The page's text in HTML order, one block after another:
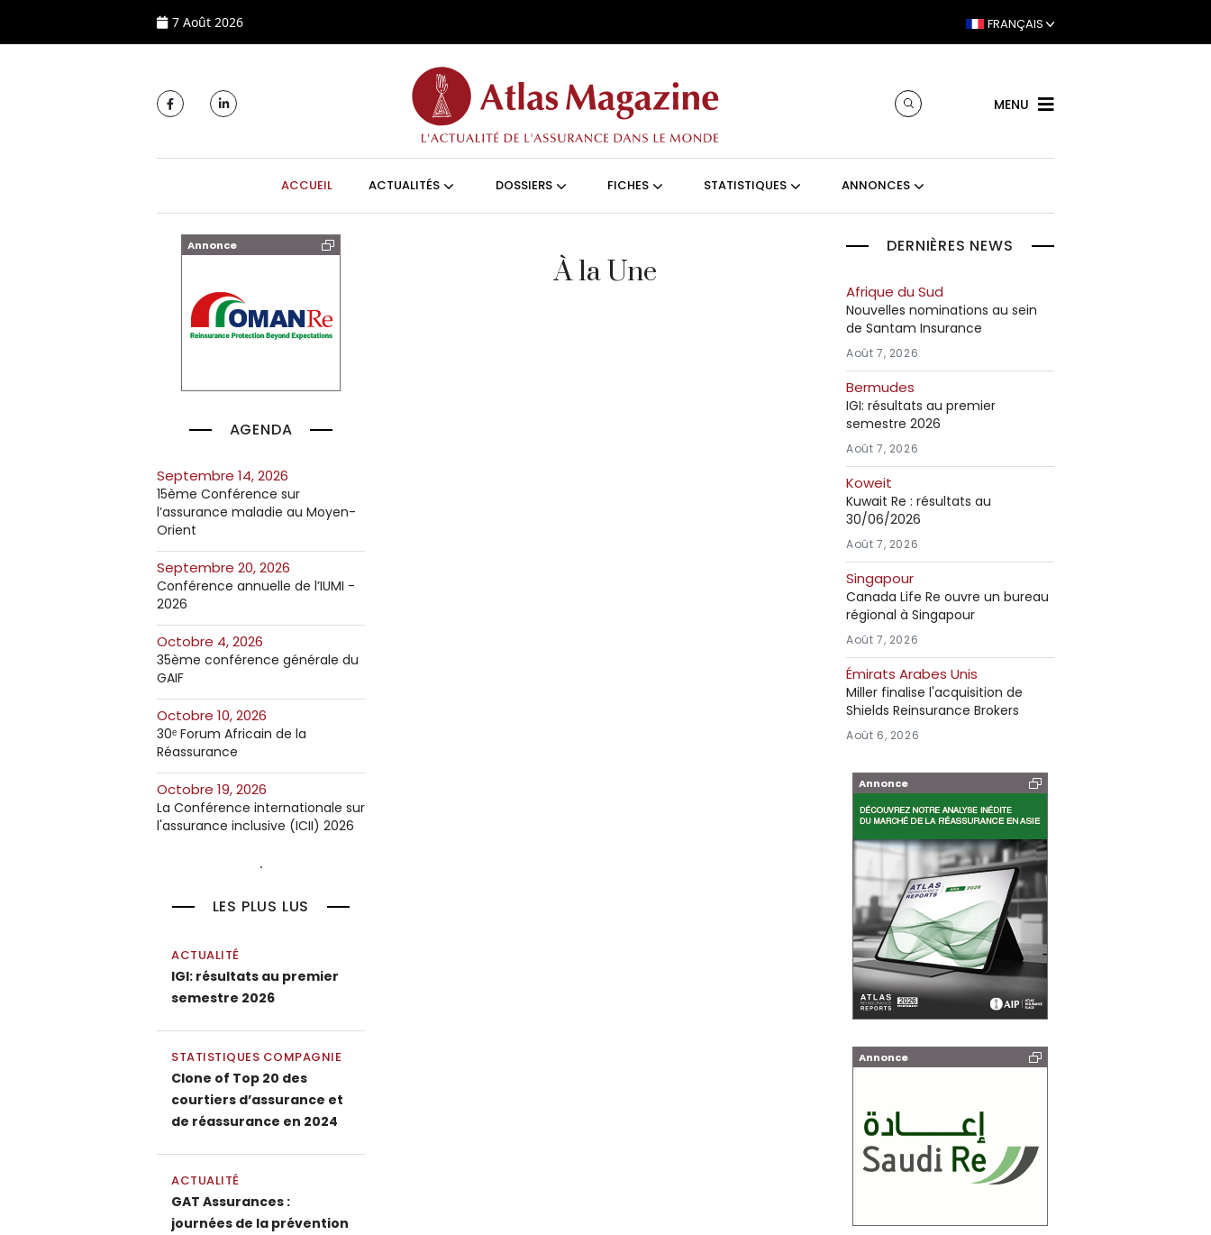
7 Août 2026 FRANÇAIS
MENU
ACCUEIL ACTUALITÉS DOSSIERS FICHES STATISTIQUES ANNONCES
Annonce
AGENDA
septembre 14, 2026
15ème Conférence sur
l’assurance maladie au Moyen-
Orient
septembre 20, 2026
Conférence annuelle de l’IUMI -
2026
octobre 4, 2026
35ème conférence générale du
GAIF
octobre 10, 2026
30ᵉ Forum Africain de la
Réassurance
octobre 19, 2026
La Conférence internationale sur
l'assurance inclusive (ICII) 2026
LES PLUS LUS
ACTUALITÉ
IGI: résultats au premier
semestre 2026
STATISTIQUES COMPAGNIE
Clone of Top 20 des
courtiers d’assurance et
de réassurance en 2024
ACTUALITÉ
GAT Assurances :
journées de la prévention
À la Une
DERNIÈRES NEWS
Afrique du Sud
Nouvelles nominations au sein
de Santam Insurance
Août 7, 2026
Bermudes
IGI: résultats au premier
semestre 2026
Août 7, 2026
Koweit
Kuwait Re : résultats au
30/06/2026
Août 7, 2026
Singapour
Canada Life Re ouvre un bureau
régional à Singapour
Août 7, 2026
Émirats Arabes Unis
Miller finalise l'acquisition de
Shields Reinsurance Brokers
Août 6, 2026
Annonce
Annonce